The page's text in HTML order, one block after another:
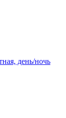
день/ночь